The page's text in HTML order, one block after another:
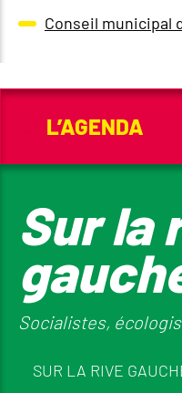
Conseil municipal
L’AGENDA
Sur la
Socialistes,
SUR LA RIVE